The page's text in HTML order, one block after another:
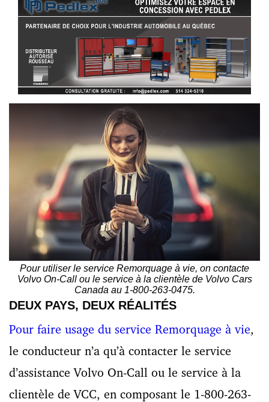
Pour utiliser le service Remorquage à vie, on contacte
Volvo On-Call ou le service à la clientèle de Volvo Cars
Canada au 1-800-263-0475.
DEUX PAYS, DEUX RÉALITÉS
Pour faire usage du service Remorquage à vie,
le conducteur n’a qu’à contacter le service
d’assistance Volvo On-Call ou le service à la
clientèle de VCC, en composant le 1-800-263-